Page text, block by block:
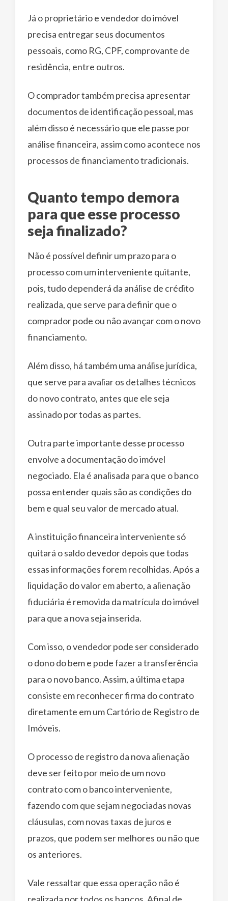
Já o proprietário e vendedor do imóvel
precisa entregar seus documentos
pessoais, como RG, CPF, comprovante de
residência, entre outros.
O comprador também precisa apresentar
documentos de identificação pessoal, mas
além disso é necessário que ele passe por
análise financeira, assim como acontece nos
processos de financiamento tradicionais.
Quanto tempo demora
para que esse processo
seja finalizado?
Não é possível definir um prazo para o
processo com um interveniente quitante,
pois, tudo dependerá da análise de crédito
realizada, que serve para definir que o
comprador pode ou não avançar com o novo
financiamento.
Além disso, há também uma análise jurídica,
que serve para avaliar os detalhes técnicos
do novo contrato, antes que ele seja
assinado por todas as partes.
Outra parte importante desse processo
envolve a documentação do imóvel
negociado. Ela é analisada para que o banco
possa entender quais são as condições do
bem e qual seu valor de mercado atual.
A instituição financeira interveniente só
quitará o saldo devedor depois que todas
essas informações forem recolhidas. Após a
liquidação do valor em aberto, a alienação
fiduciária é removida da matrícula do imóvel
para que a nova seja inserida.
Com isso, o vendedor pode ser considerado
o dono do bem e pode fazer a transferência
para o novo banco. Assim, a última etapa
consiste em reconhecer firma do contrato
diretamente em um Cartório de Registro de
Imóveis.
O processo de registro da nova alienação
deve ser feito por meio de um novo
contrato com o banco interveniente,
fazendo com que sejam negociadas novas
cláusulas, com novas taxas de juros e
prazos, que podem ser melhores ou não que
os anteriores.
Vale ressaltar que essa operação não é